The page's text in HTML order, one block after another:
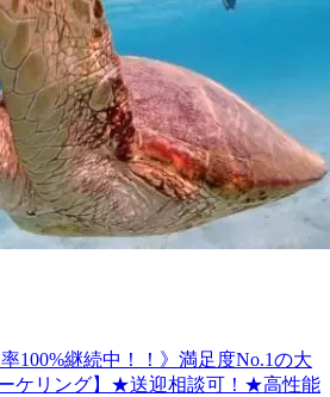
100%継続中！！》満足度No.1の大
ケリング】★送迎相談可！★高性能